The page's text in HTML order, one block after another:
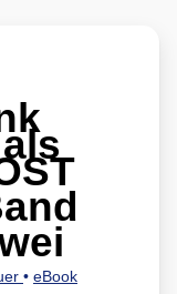
• eBook